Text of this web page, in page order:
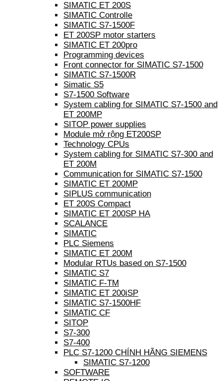
SIMATIC ET 200S
SIMATIC Controlle
SIMATIC S7-1500F
ET 200SP motor starters
SIMATIC ET 200pro
Programming devices
Front connector for SIMATIC S7-1500
SIMATIC S7-1500R
Simatic S5
S7-1500 Software
System cabling for SIMATIC S7-1500 and
ET 200MP
SITOP power supplies
Module mở rộng ET200SP
Technology CPUs
System cabling for SIMATIC S7-300 and
ET 200M
Communication for SIMATIC S7-1500
SIMATIC ET 200MP
SIPLUS communication
ET 200S Compact
SIMATIC ET 200SP HA
SCALANCE
SIMATIC
PLC Siemens
SIMATIC ET 200M
Modular RTUs based on S7-1500
SIMATIC S7
SIMATIC F-TM
SIMATIC ET 200iSP
SIMATIC S7-1500HF
SIMATIC CF
SITOP
S7-300
S7-400
PLC S7-1200 CHÍNH HÃNG SIEMENS
SIMATIC S7-1200
SOFTWARE